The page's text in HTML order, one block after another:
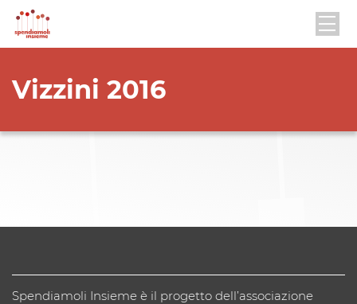
Vizzini 2016
Spendiamoli Insieme è il progetto dell’associazione